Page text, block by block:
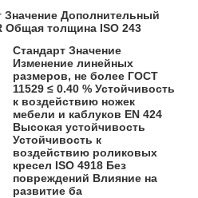
Значение Дополнительный
Общая толщина ISO 243
Стандарт Значение
Изменение линейных
размеров, не более ГОСТ
11529 ≤ 0.40 % Устойчивость
к воздействию ножек
мебели и каблуков EN 424
Высокая устойчивость
Устойчивость к
воздействию роликовых
кресел ISO 4918 Без
повреждений Влияние на
развитие ба